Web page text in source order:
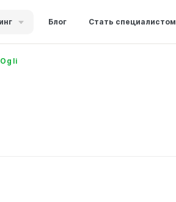
Блог Стать специалистом